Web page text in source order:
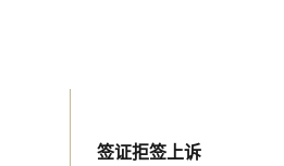
签证拒签上诉